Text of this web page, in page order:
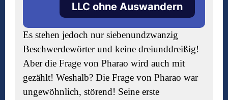
LLC ohne Auswandern
Es stehen jedoch nur siebenundzwanzig
Beschwerdewörter und keine dreiunddreißig!
Aber die Frage von Pharao wird auch mit
gezählt! Weshalb? Die Frage von Pharao war
ungewöhnlich, störend! Seine erste